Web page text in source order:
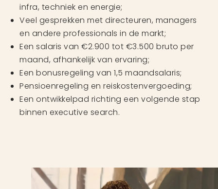
infra, techniek en energie;
Veel gesprekken met directeuren, managers
en andere professionals in de markt;
Een salaris van €2.900 tot €3.500 bruto per
maand, afhankelijk van ervaring;
Een bonusregeling van 1,5 maandsalaris;
Pensioenregeling en reiskostenvergoeding;
Een ontwikkelpad richting een volgende stap
binnen executive search.